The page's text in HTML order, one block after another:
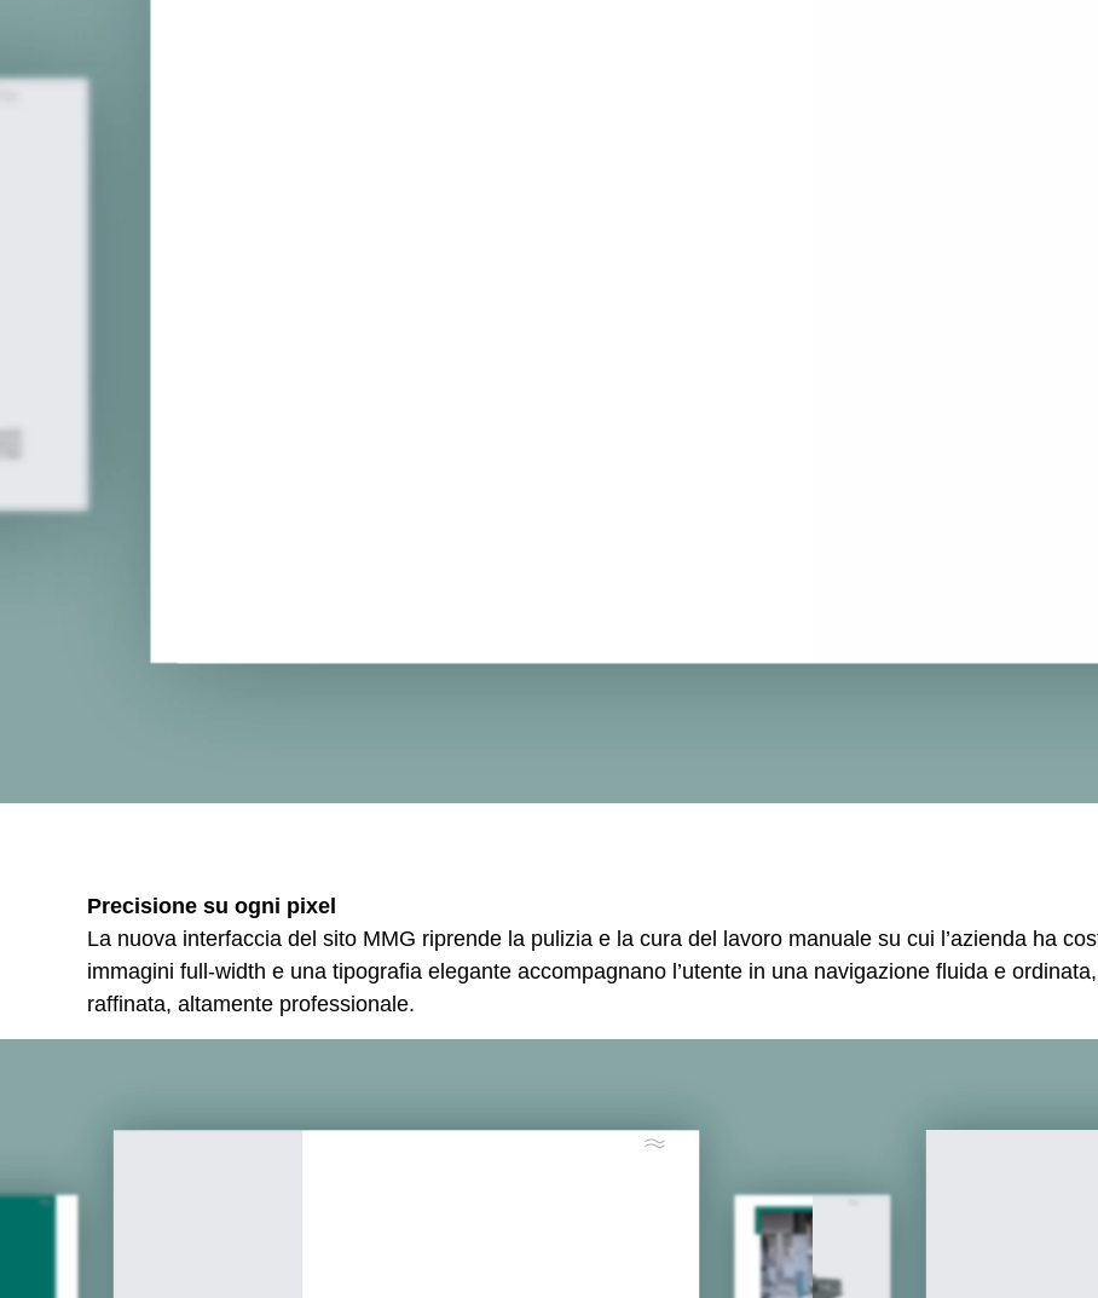
Precisione su ogni pixel
La nuova interfaccia del sito MMG riprende la pulizia e la cura del lavoro manuale su cui l’azienda ha
immagini full-width e una tipografia elegante accompagnano l’utente in una navigazione fluida e
raffinata, altamente professionale.